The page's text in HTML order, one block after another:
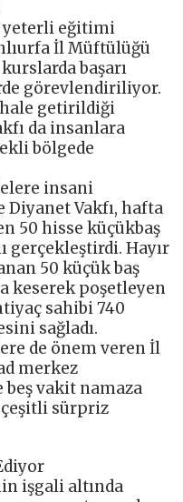
yeterli eğitimi
İl Müftülüğü
başarı
görevlendiriliyor.
hale getirildiği
da insanlara
bölgede
insani
Diyanet Vakfı, hafta
50 hisse küçükbaş
gerçekleştirdi. Hayır
50 küçük baş
keserek poşetleyen
sahibi 740
sağladı.
de önem veren İl
merkez
vakit namaza
çeşitli sürpriz
işgali altında